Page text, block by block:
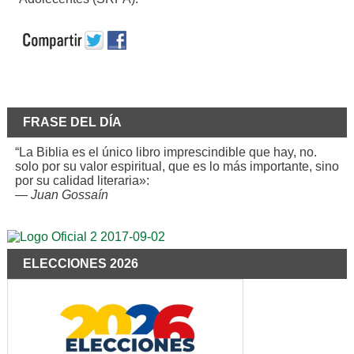
FRASE DEL DÍA
“La Biblia es el único libro imprescindible que hay, no.
solo por su valor espiritual, que es lo más importante, sino
por su calidad literaria»:
— Juan Gossaín
ELECCIONES 2026